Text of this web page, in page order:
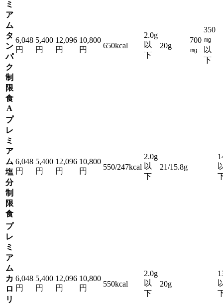
ミ
ア
ム
タ
ン
パ
ク
制
限
食
A
6,048
円
5,400
円
12,096
円
10,800
円
650kcal
2.0g
以
下
20g
700
㎎
350
㎎
以
下
プ
レ
ミ
ア
ム
塩
分
制
限
食
6,048
円
5,400
円
12,096
円
10,800
円
550/247kcal
2.0g
以
下
21/15.8g
プ
レ
ミ
ア
ム
カ
ロ
リ
6,048
円
5,400
円
12,096
円
10,800
円
550kcal
2.0g
以
下
20g